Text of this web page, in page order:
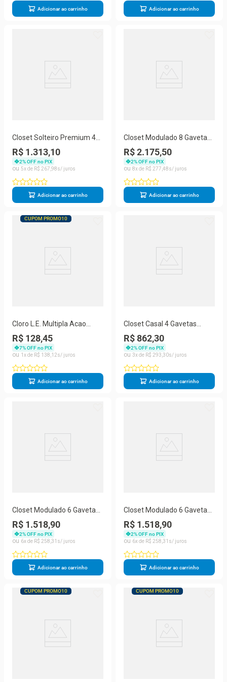
Adicionar ao carrinho Adicionar ao carrinho
Closet Solteiro Premium 4
Gavetas Branco Amoudi
Móveis Branco
R$ 1.313,10
2% OFF no PIX
5
R$ 267 98
Adicionar ao carrinho
Closet Modulado 8 Gavetas
15 Prateleiras Branco
Amoudi Móveis Branco
R$ 2.175,50
2% OFF no PIX
8
R$ 277 48
Adicionar ao carrinho
CUPOM PROMO10
Cloro L.E. Multipla Acao
Genco 3X1 2,5Kg 405232
R$ 128,45
7% OFF no PIX
1
R$ 138 12
Adicionar ao carrinho
Closet Casal 4 Gavetas
Amoudi Móveis Branco
R$ 862,30
2% OFF no PIX
3
R$ 293 30
Adicionar ao carrinho
Closet Modulado 6 Gavetas
Branco Amoudi Móveis
Branco
R$ 1.518,90
2% OFF no PIX
6
R$ 258 31
Adicionar ao carrinho
Closet Modulado 6 Gavetas
Freijó Amoudi Móveis Freijó
R$ 1.518,90
2% OFF no PIX
6
R$ 258 31
Adicionar ao carrinho
CUPOM PROMO10 CUPOM PROMO10